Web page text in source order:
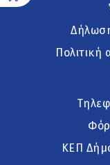
Πολιτική
ΚΕΠ